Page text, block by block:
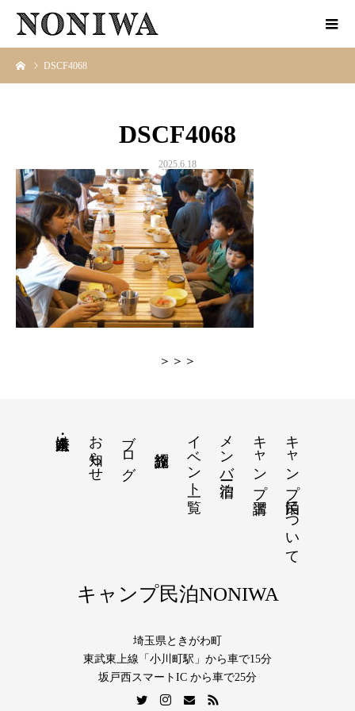
DSCF4068
DSCF4068
2025.6.18
＞＞＞
キャンプ民泊について
キャンプ講習
メンバー宿泊
イベント一覧
ブログ
お知らせ
法人・企業向け
キャンプ民泊NONIWA
埼玉県ときがわ町
東武東上線「小川町駅」から車で15分
坂戸西スマートIC から車で25分